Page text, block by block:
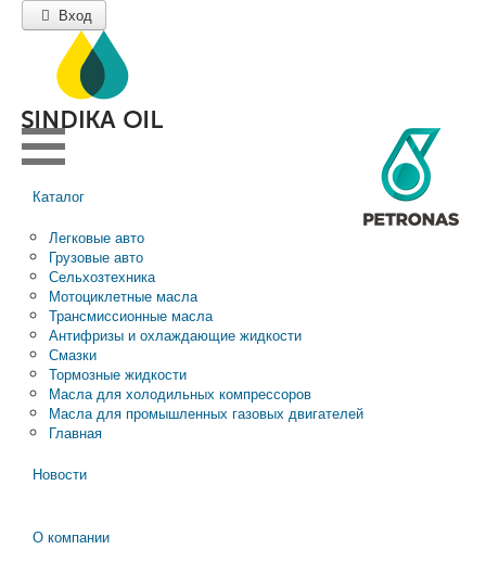
Вход
Каталог
Легковые авто
Грузовые авто
Сельхозтехника
Мотоциклетные масла
Трансмиссионные масла
Антифризы и охлаждающие жидкости
Смазки
Тормозные жидкости
Масла для холодильных компрессоров
Масла для промышленных газовых двигателей
Главная
Новости
О компании